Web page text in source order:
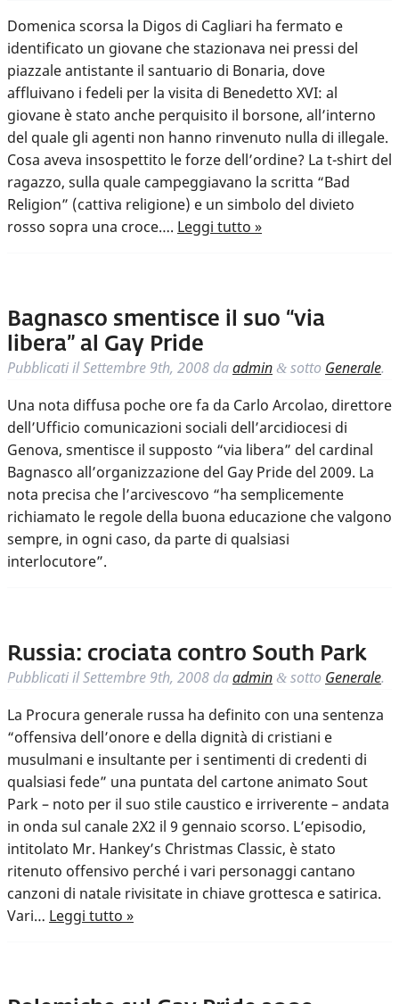
Domenica scorsa la Digos di Cagliari ha fermato e
identificato un giovane che stazionava nei pressi del
piazzale antistante il santuario di Bonaria, dove
affluivano i fedeli per la visita di Benedetto XVI: al
giovane è stato anche perquisito il borsone, all’interno
del quale gli agenti non hanno rinvenuto nulla di illegale.
Cosa aveva insospettito le forze dell’ordine? La t-shirt del
ragazzo, sulla quale campeggiavano la scritta “Bad
Religion” (cattiva religione) e un simbolo del divieto
rosso sopra una croce…. Leggi tutto »
Bagnasco smentisce il suo “via
libera” al Gay Pride
Pubblicati ilSettembre 9th, 2008 daadmin & sotto Generale.
Una nota diffusa poche ore fa da Carlo Arcolao, direttore
dell’Ufficio comunicazioni sociali dell’arcidiocesi di
Genova, smentisce il supposto “via libera” del cardinal
Bagnasco all’organizzazione del Gay Pride del 2009. La
nota precisa che l’arcivescovo “ha semplicemente
richiamato le regole della buona educazione che valgono
sempre, in ogni caso, da parte di qualsiasi
interlocutore”.
Russia: crociata contro South Park
Pubblicati ilSettembre 9th, 2008 daadmin & sotto Generale.
La Procura generale russa ha definito con una sentenza
“offensiva dell’onore e della dignità di cristiani e
musulmani e insultante per i sentimenti di credenti di
qualsiasi fede” una puntata del cartone animato Sout
Park – noto per il suo stile caustico e irriverente – andata
in onda sul canale 2X2 il 9 gennaio scorso. L’episodio,
intitolato Mr. Hankey’s Christmas Classic, è stato
ritenuto offensivo perché i vari personaggi cantano
canzoni di natale rivisitate in chiave grottesca e satirica.
Vari… Leggi tutto »